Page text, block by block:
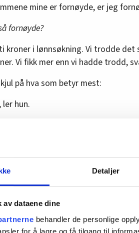
Detaljer
dataene dine
behandler de personlige
for å lagre og få tilgang til
mine er fornøyde, er jeg
fornøyde?
kroner i lønnsøkning. Vi trodde
Vi fikk mer enn vi hadde trodd,
på hva som betyr mest:
ler hun.
er ikke enkelt.
enige om:
til alle på 6,50 kroner fra 1. juni